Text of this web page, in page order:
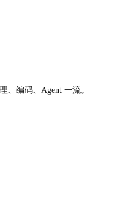
、编码、Agent 一流。